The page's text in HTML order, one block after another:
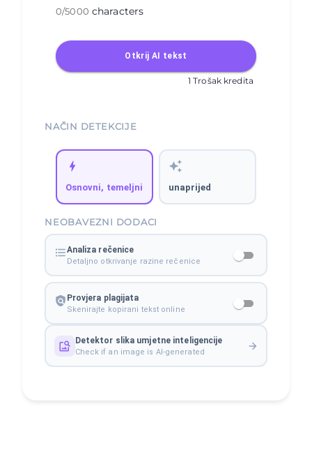
0/5000 characters
Otkrij AI tekst
1 Trošak kredita
NAČIN DETEKCIJE
Osnovni, temeljni unaprijed
NEOBAVEZNI DODACI
Analiza rečenice
Detaljno otkrivanje razine rečenice
Provjera plagijata
Skenirajte kopirani tekst online
Detektor slika umjetne inteligencije
Check if an image is AI-generated